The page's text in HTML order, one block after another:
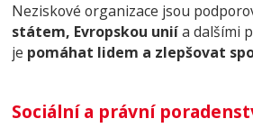
Neziskové organizace jsou
státem, Evropskou uniía dalšími
je pomáhat lidem a zlepšovat
Sociální a právní